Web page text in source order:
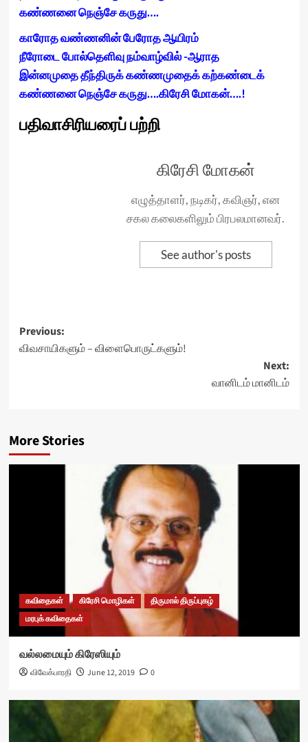
கண்ணனை நெஞ்சே கருது….
காரோத வண்ணனின் பேரோத ஆயிரம்
நீரோடை போல்தெளிவு நம்வாழ்வில் -ஆராத
இன்னமுதை தீந்திருக் கண்ணமுதைக் கற்கண்டைக்
கண்ணனை நெஞ்சே கருது….கிரேசி மோகன்….!
பதிவாசிரியரைப் பற்றி
கிரேசி மோகன்
எழுத்தாளர், நடிகர், கவிஞர், என
சகல கலைகளிலும் பிரபலமானவர்.
See author's posts
Post
navigation
Previous:
விவசாயிகளும் – விளைபொருட்களும்!
Next:
வானிடம் மானிடம்
More Stories
கவிதைகள் கிரேசி மொழிகள்
திருமால் திருப்புகழ்
மரபுக் கவிதைகள்
வல்லமையும் கிரேஸியும்
விவேக்பாரதி June 12, 2019 0